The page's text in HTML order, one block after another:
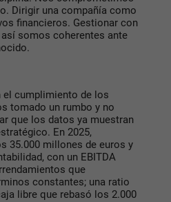
Dirigir una compañía como
financieros. Gestionar con
somos coherentes ante
el cumplimiento de los
tomado un rumbo y no
que los datos ya muestran
En 2025,
35.000 millones de euros y
con un EBITDA
que
constantes; una ratio
libre que rebasó los 2.000